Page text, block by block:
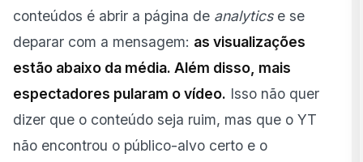
conteúdos é abrir a página de analyticse se
deparar com a mensagem: as visualizações
estão abaixo da média. Além disso, mais
espectadores pularam o vídeo. Isso não quer
dizer que o conteúdo seja ruim, mas que o YT
não encontrou o público-alvo certo e o